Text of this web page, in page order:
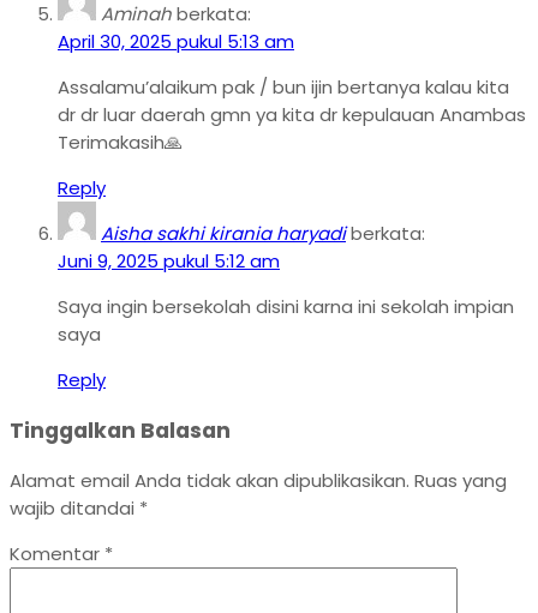
Aminahberkata:
April 30, 2025 pukul 5:13 am
Assalamu’alaikum pak / bun ijin bertanya kalau kita
dr dr luar daerah gmn ya kita dr kepulauan Anambas
Terimakasih🙏
Reply
Aisha sakhi kirania haryadiberkata:
Juni 9, 2025 pukul 5:12 am
Saya ingin bersekolah disini karna ini sekolah impian
saya
Reply
Tinggalkan Balasan
Alamat email Anda tidak akan dipublikasikan. Ruas yang
wajib ditandai *
Komentar *